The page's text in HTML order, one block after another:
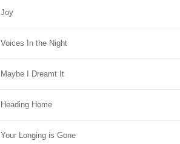
Joy
Voices In the Night
Maybe I Dreamt It
Heading Home
Your Longing is Gone